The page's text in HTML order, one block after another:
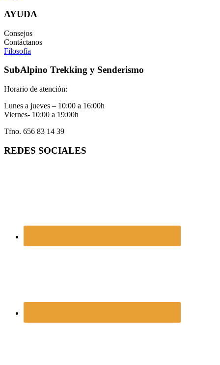
AYUDA
Consejos
Contáctanos
Filosofía
SubAlpino Trekking y Senderismo
Horario de atención:
Lunes a jueves – 10:00 a 16:00h
Viernes- 10:00 a 19:00h
Tfno. 656 83 14 39
REDES SOCIALES